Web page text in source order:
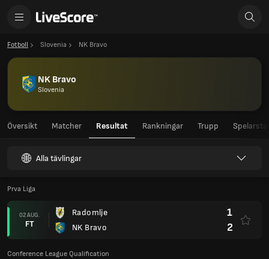
Fotboll Slovenia NK Bravo
NK Bravo
Slovenia
Översikt Matcher Resultat Rankningar Trupp
Alla tävlingar
Prva Liga
02 AUG.
FT
Radomlje
NK Bravo
1
2
Conference League Qualification